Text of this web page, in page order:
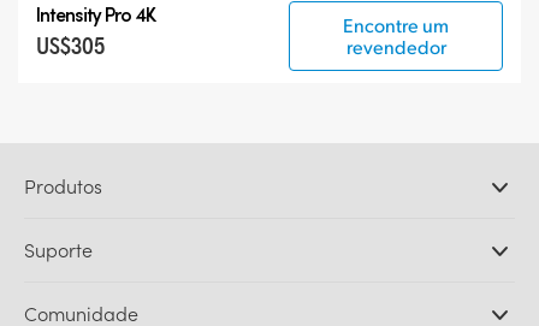
Intensity Pro 4K
US$305
Encontre um
revendedor
Produtos
DaVinci Resolve e Fusion
Ultimatte
Suporte
Comunidade